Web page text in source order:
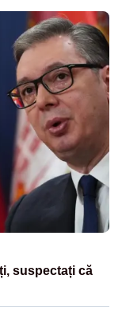
suspectați că